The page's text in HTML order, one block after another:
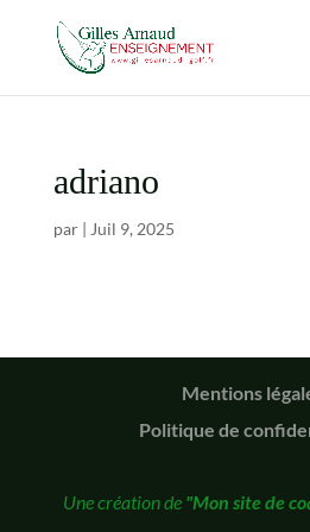
adriano
par | Juil 9, 2025
Mentions
Politique de
Une création de "Mon site de